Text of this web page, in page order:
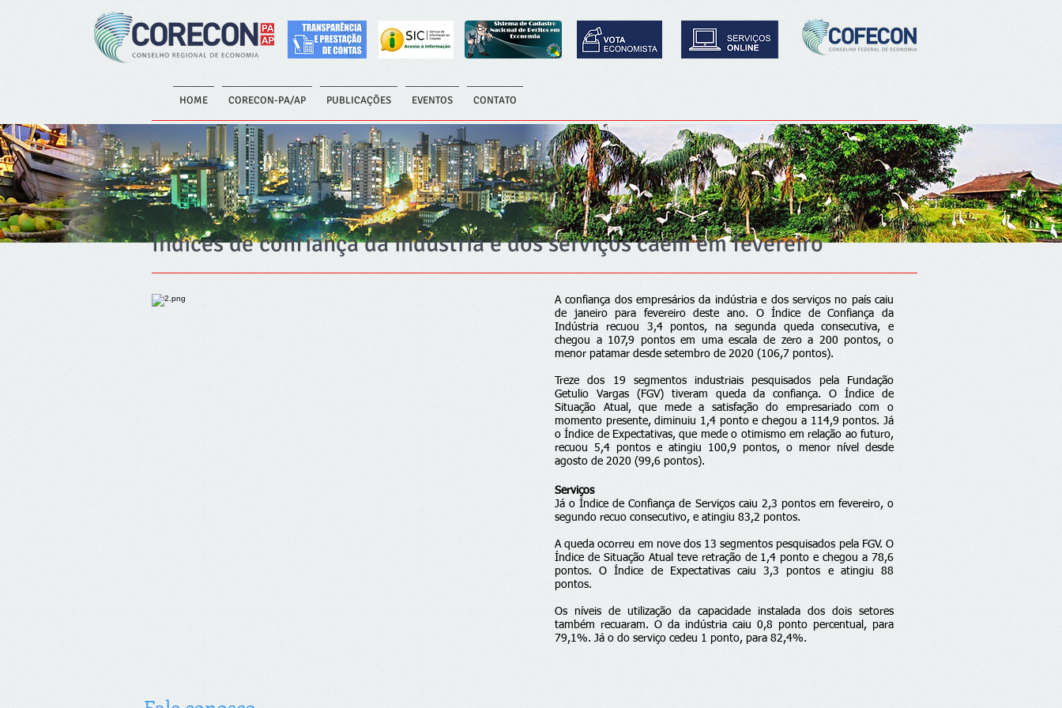
HOME CORECON-PA/AP PUBLICAÇÕES EVENTOS CONTATO
Índices de confiança da indústria e dos serviços caem em fevereiro
A confiança dos empresários da indústria e dos serviços no país caiu
de janeiro para fevereiro deste ano. O Índice de Confiança da
Indústria recuou 3,4 pontos, na segunda queda consecutiva, e
chegou a 107,9 pontos em uma escala de zero a 200 pontos, o
menor patamar desde setembro de 2020 (106,7 pontos).
Treze dos 19 segmentos industriais pesquisados pela Fundação
Getulio Vargas (FGV) tiveram queda da confiança. O Índice de
Situação Atual, que mede a satisfação do empresariado com o
momento presente, diminuiu 1,4 ponto e chegou a 114,9 pontos. Já
o Índice de Expectativas, que mede o otimismo em relação ao futuro,
recuou 5,4 pontos e atingiu 100,9 pontos, o menor nível desde
agosto de 2020 (99,6 pontos).
Serviços
Já o Índice de Confiança de Serviços caiu 2,3 pontos em fevereiro, o
segundo recuo consecutivo, e atingiu 83,2 pontos.
A queda ocorreu em nove dos 13 segmentos pesquisados pela FGV. O
Índice de Situação Atual teve retração de 1,4 ponto e chegou a 78,6
pontos. O Índice de Expectativas caiu 3,3 pontos e atingiu 88
pontos.
Os níveis de utilização da capacidade instalada dos dois setores
também recuaram. O da indústria caiu 0,8 ponto percentual, para
79,1%. Já o do serviço cedeu 1 ponto, para 82,4%.